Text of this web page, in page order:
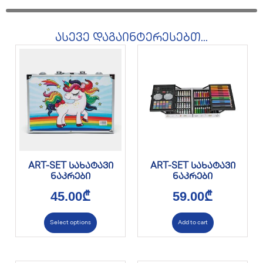
ასევე დაგაინტერესებთ...
ART-SET სახატავი
ნაკრები
45.00₾
Select options
ART-SET სახატავი
ნაკრები
59.00₾
Add to cart